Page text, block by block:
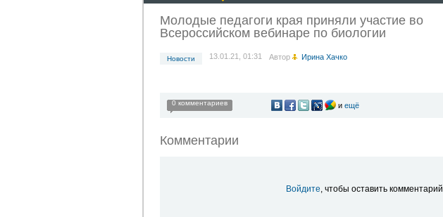
Молодые педагоги края приняли участие во
Всероссийском вебинаре по биологии
Новости 13.01.21, 01:31 Автор Ирина Хачко
0 комментариев и ещё
Комментарии
Войдите, чтобы оставить комментарий